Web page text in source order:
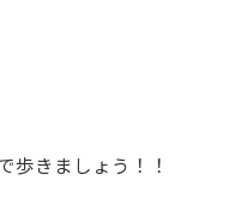
歩きましょう！！